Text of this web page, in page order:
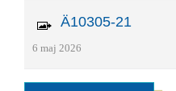
Ä10305-21
6 maj 2026